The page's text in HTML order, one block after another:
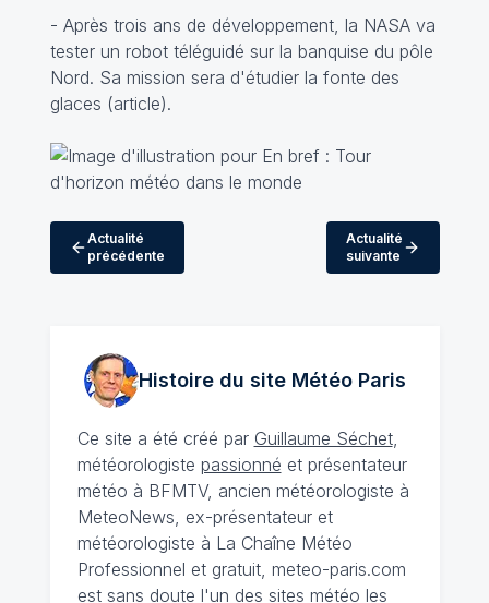
- Après trois ans de développement, la NASA va
tester un robot téléguidé sur la banquise du pôle
Nord. Sa mission sera d'étudier la fonte des
glaces (article).
Actualité
précédente
Actualité
suivante
Histoire du site MétéoParis
Ce site a été créé par Guillaume Séchet,
météorologiste passionné et présentateur
météo à BFMTV, ancien météorologiste à
MeteoNews, ex-présentateur et
météorologiste à La Chaîne Météo
Professionnel et gratuit, meteo-paris.com
est sans doute l'un des sites météo les